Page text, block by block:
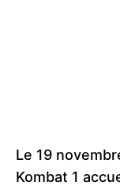
Le 19
Kombat 1